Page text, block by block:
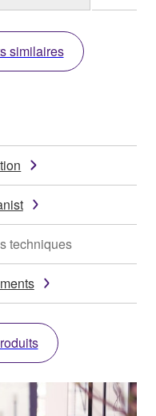
similaires
techniques